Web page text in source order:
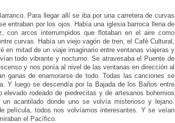
Para llegar allí se iba por una carretera de curvas
entraban por los ojos. Había una iglesia barroca llena de
arcos interrumpidos que flotaban en el aire como
curvas. Había un viejo vagón de tren, el Café Cultural,
en mitad de un viaje imaginario entre ventanas viajeras y
todo vibrante y nocturno. Se atravesaba el Puente de
y nos ponía al nivel de las ventanas en dirección al
ganas de enamorarse de todo. Todas las canciones se
Y luego se descendía por la Bajada de los Baños entre
rodeado de piedrecitas y de artesanos bohemios
acantilado donde uno se volvía misterioso y lejano.
película, todos nos volvíamos interesantes. Y se veían
el Pacífico.